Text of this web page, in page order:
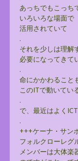
あっちでもこっち
いろいろな場面で
活用されていて
.
それを少しは理解
必要になってきて
.
命にかかわること
このITで動いてい
.
で、最近はよく
.
+++ケーナ・サン
フォルクローレグ
メンバーは大体楽